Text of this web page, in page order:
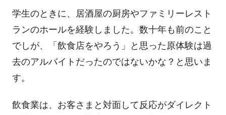
学生のときに、居酒屋の厨房やファミリーレスト
ランのホールを経験しました。数十年も前のこと
でしが、「飲食店をやろう」と思った原体験は過
去のアルバイトだったのではないかな？と思いま
す。
飲食業は、お客さまと対面して反応がダイレクト